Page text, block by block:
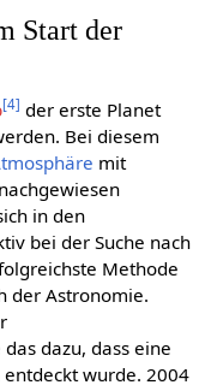
Start der
[4] der erste Planet
Bei diesem
mit
in den
bei der Suche nach
Methode
der Astronomie.
dazu, dass eine
wurde. 2004